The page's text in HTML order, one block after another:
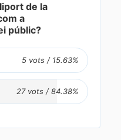
de la
a
públic?